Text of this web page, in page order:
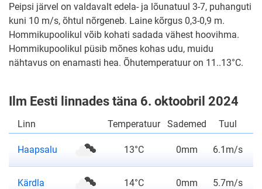
Peipsi järvel on valdavalt edela- ja lõunatuul 3-7, puhanguti
kuni 10 m/s, õhtul nõrgeneb. Laine kõrgus 0,3-0,9 m.
Hommikupoolikul võib kohati sadada vähest hoovihma.
Hommikupoolikul püsib mõnes kohas udu, muidu
nähtavus on enamasti hea. Õhutemperatuur on 11..13°C.
Ilm Eesti linnades täna 6. oktoobril 2024
Linn Temperatuur Sademed Tuul
Haapsalu ilmateade 13°C 0mm 6.1m/s
Kärdla ilmateade 14°C 0mm 5.7m/s